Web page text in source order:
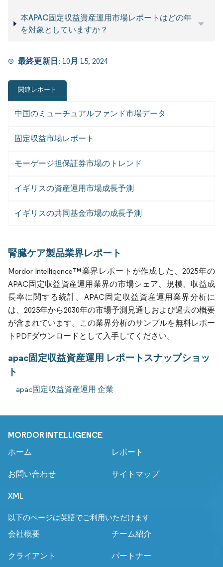
本APAC固定収益資産運用市場レポートはどの年
を対象としていますか？
最終更新日: 10月 15, 2024
関連レポート
中国のミューチュアルファンド市場データ
固定収益市場レポート
モーゲージ担保証券市場のトレンド
イギリスの資産運用市場成長予測
イギリスの共同基金市場の成長予測
腎臓ケア製品業界レポート
Mordor Intelligence™業界レポートが作成した、2025年の
APAC固定収益資産運用業界の市場シェア、規模、収益成
長率に関する統計。APAC固定収益資産運用業界分析に
は、2025年から2030年の市場予測見通しおよび過去の概要
が含まれています。この業界分析のサンプルを無料レポー
トPDFダウンロードとして入手してください。
apac固定収益資産運用 レポートスナップショッ
ト
apac固定収益資産運用 企業
MORDOR INTELLIGENCE
ホーム レポート
お問い合わせ サイトマップ
XML
以下のページは英語でご利用いただけます
会社概要
チーム紹介
クライアント パートナー